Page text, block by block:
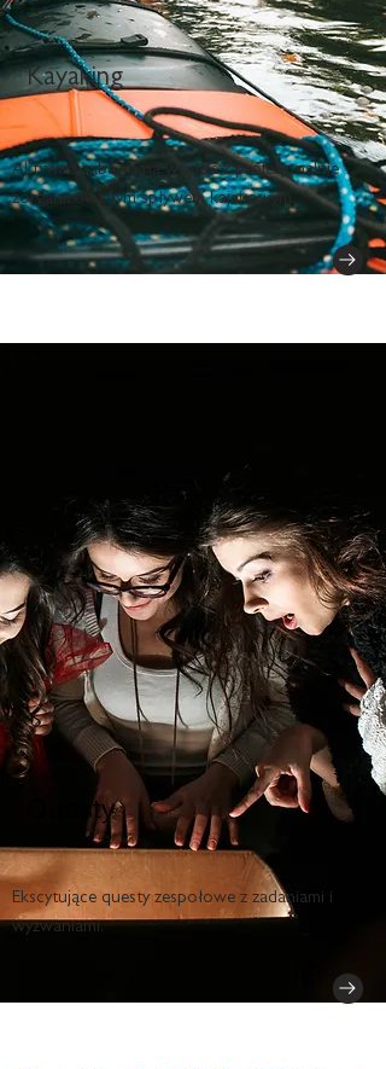
Kayaking
Aktywna zabawa na wodzie z profesjonalnie
zorganizowanym spływem kajakowym.
Questy
Ekscytujące questy zespołowe z zadaniami i
wyzwaniami.